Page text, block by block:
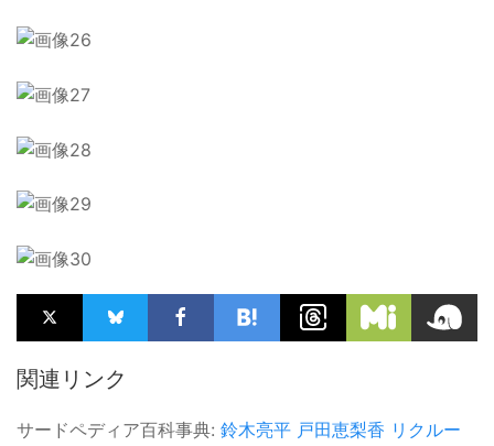
関連リンク
サードペディア百科事典: 鈴木亮平 戸田恵梨香 リクルー